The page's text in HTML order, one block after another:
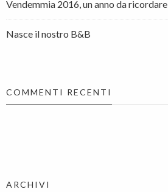
Vendemmia 2016, un anno da ricordare
Nasce il nostro B&B
COMMENTI RECENTI
ARCHIVI